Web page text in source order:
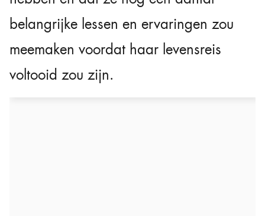
belangrijke lessen en ervaringen zou
meemaken voordat haar levensreis
voltooid zou zijn.